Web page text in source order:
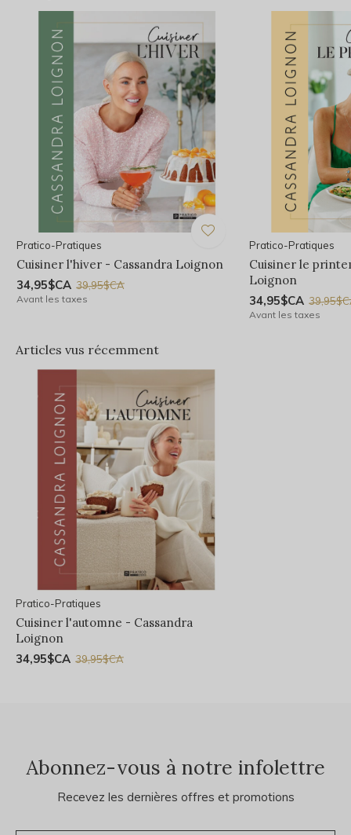
Pratico-Pratiques
Cuisiner l'hiver - Cassandra Loignon
34,95$CA 39,95$CA
Avant les taxes
Pratico-Pratiques
Cuisiner le
Loignon
34,95$CA
Avant les taxes
Articles vus récemment
Pratico-Pratiques
Cuisiner l'automne - Cassandra
Loignon
34,95$CA 39,95$CA
Abonnez-vous à notre infolettre
Recevez les dernières offres et promotions